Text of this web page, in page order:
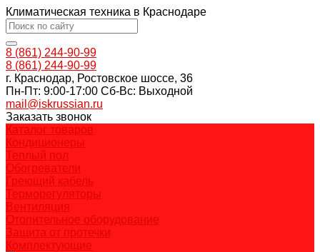
Климатическая техника в Краснодаре
8 (861) 244-90-99
8 (861) 244-90-99
г. Краснодар, Ростовское шоссе, 36
Пн-Пт: 9:00-17:00 Cб-Вс: Выходной
mail@iskrussian.ru
Заказать звонок
Каталог товаров
Кондиционеры
Теплый пол
Обогреватели
Греющий кабель
Терморегуляторы
Вентиляция
Отопительное оборудование
Защита от протечки
Комплектующие